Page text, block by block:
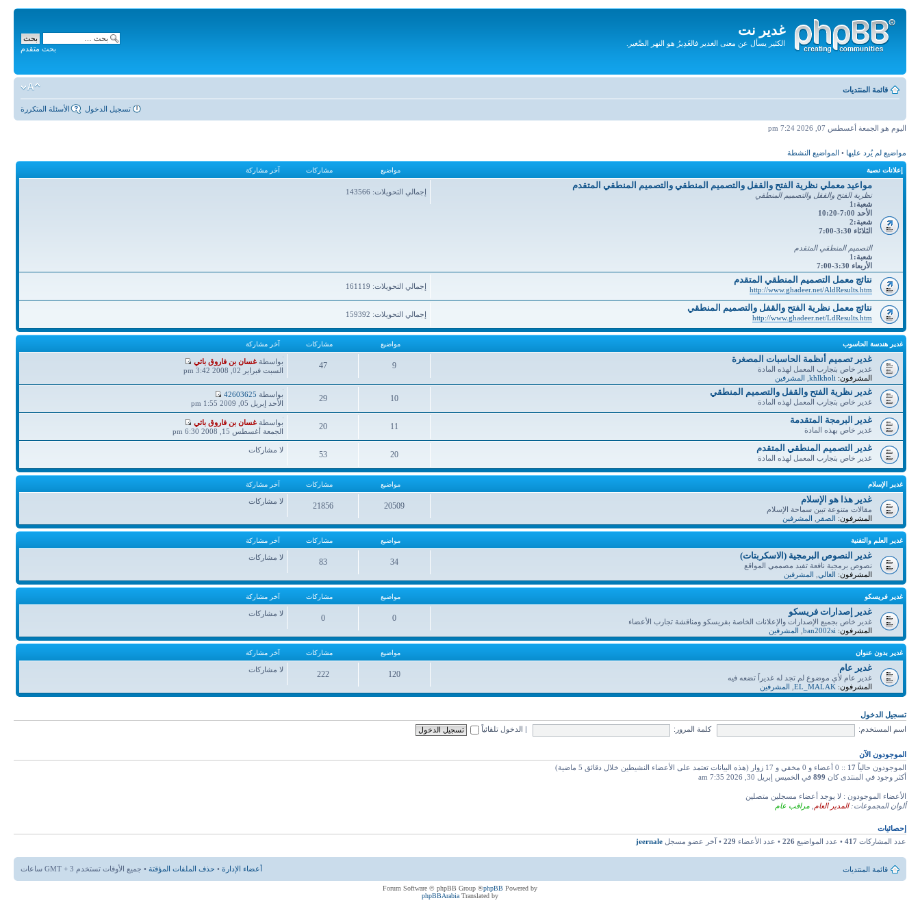
غدير نت
الكثير يسأل عن معنى الغدير فالغَدِيرُ هو النهر الصَّغير.
المحتويات
بحث متقدم
قائمة المنتديات
الأسئلة المتكررة تسجيل الدخول
اليوم هو الجمعة أغسطس 07, 2026 7:24 pm
مواضيع لم يُرد عليها • المواضيع النشطة
إعلانات نصية مواضيع مشاركات آخر مشاركة
مواعيد معملي نظرية الفتح والقفل والتصميم المنطقي والتصميم المنطقي المتقدم
نظرية الفتح والققل والتصميم المنطقي
شعبة:1
الأحد 7:00-10:20
شعبة:2
الثلاثاء 3:30-7:00
التصميم المنطقي المتقدم
شعبة:1
الأربعاء 3:30-7:00
إجمالي التحويلات: 143566
نتائج معمل التصميم المنطقي المتقدم
http://www.ghadeer.net/AldResults.htm إجمالي التحويلات: 161119
نتائج معمل نظرية الفتح والقفل والتصميم المنطقي
http://www.ghadeer.net/LdResults.htm إجمالي التحويلات: 159392
غدير هندسة الحاسوب مواضيع مشاركات آخر مشاركة
غدير تصميم أنظمة الحاسبات المصغرة
غدير خاص بتجارب المعمل لهذه المادة
المشرفون: khlkholi المشرفين
9
مواضيع
47
مشاركات
آخر
مشاركة
بواسطة غسان بن فاروق باتي
السبت فبراير 02, 2008 3:42 pm
غدير نظرية الفتح والقفل والتصميم المنطقي
غدير خاص بتجارب المعمل لهذه المادة
10
مواضيع
29
مشاركات
آخر
مشاركة
بواسطة 42603625
الأحد إبريل 05, 2009 1:55 pm
غدير البرمجة المتقدمة
غدير خاص بهذه المادة
11
مواضيع
20
مشاركات
آخر
مشاركة
بواسطة غسان بن فاروق باتي
الجمعة أغسطس 15, 2008 6:30 pm
غدير التصميم المنطقي المتقدم
غدير خاص بتجارب المعمل لهذه المادة
20
مواضيع
53
مشاركات
لا مشاركات
غدير الإسلام مواضيع مشاركات آخر مشاركة
غدير هذا هو الإسلام
مقالات متنوعة تبين سماحة الإسلام
المشرفون: الصقر المشرفين
20509
مواضيع
21856
مشاركات
لا مشاركات
غدير العلم والتقنية مواضيع مشاركات آخر مشاركة
غدير النصوص البرمجية (الاسكربتات)
نصوص برمجية نافعة تفيد مصممي المواقع
المشرفون: الغالي المشرفين
34
مواضيع
83
مشاركات
لا مشاركات
غدير فريسكو مواضيع مشاركات آخر مشاركة
غدير إصدارات فريسكو
غدير خاص بجميع الإصدارات والإعلانات الخاصة بفريسكو ومناقشة تجارب الأعضاء
المشرفون: ban2002si المشرفين
0
مواضيع
0
مشاركات
لا مشاركات
غدير بدون عنوان مواضيع مشاركات آخر مشاركة
غدير عام
غدير عام لأي موضوع لم تجد له غديراً تضعه فيه
المشرفون: EL_MALAK المشرفين
120
مواضيع
222
مشاركات
لا مشاركات
تسجيل الدخول
اسم المستخدم: كلمة المرور: الدخول تلقائياً
الموجودون الآن
الموجودون حالياً 17 :: 0 أعضاء و 0 مخفي و 17 زوار (هذه البيانات تعتمد على الأعضاء النشيطين خلال دقائق 5 ماضية)
أكثر وجود في المنتدى كان 899 في الخميس إبريل 30, 2026 7:35 am
الأعضاء الموجودون : لا يوجد أعضاء مسجلين متصلين
ألوان المجموعات:المدير العام مراقب عام
إحصائيات
عدد المشاركات 417 • عدد المواضيع 226 • عدد الأعضاء 229 • آخر عضو مسجل jeernale
قائمة المنتديات أعضاء الإدارة • حذف الملفات المؤقتة • جميع الأوقات تستخدم GMT + 3 ساعات
Powered by
phpBB
® Forum Software © phpBB Group
Translated by
phpBBArabia